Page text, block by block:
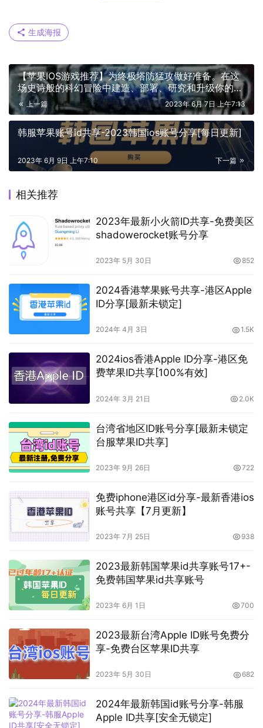
生成海报
【苹果IOS游戏推荐】为终极塔防猛攻做好准备。在这
场史诗般的科幻冒险中建造、部署、研究和升级你的防
御工事—2112TD：塔防生存
上一篇 2023年 6月 7日 上午7:13
韩服苹果账号id共享-2023韩国ios账号分享[每日更新]
下一篇
2023年 6月 9日 上午7:10
相关推荐
2023年最新小火箭ID共享-免费美区
shadowerocket账号分享
2023年 5月 30日 852
2024香港苹果账号共享-港区Apple
ID分享[最新未锁定]
2024年 4月 3日 1.5K
2024ios香港Apple ID分享-港区免
费苹果ID共享[100%有效]
2024年 3月 21日 2.0K
台湾省地区ID账号分享[最新未锁定
台服苹果ID共享]
2023年 9月 26日 722
免费iphone港区id分享-最新香港ios
账号共享【7月更新】
2023年 7月 25日 938
2023最新韩国苹果id共享账号17+-
免费韩国苹果id共享账号
2023年 6月 1日 700
2023最新台湾Apple ID账号免费分
享-免费台区苹果ID共享
2023年 5月 30日 682
2024年最新韩国id账号分享-韩服
Apple ID共享[安全无锁定]